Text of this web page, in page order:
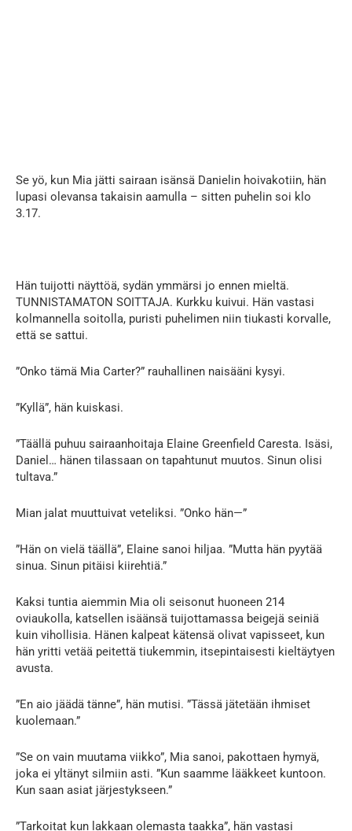
Se yö, kun Mia jätti sairaan isänsä Danielin hoivakotiin, hän
lupasi olevansa takaisin aamulla – sitten puhelin soi klo
3.17.
Hän tuijotti näyttöä, sydän ymmärsi jo ennen mieltä.
TUNNISTAMATON SOITTAJA. Kurkku kuivui. Hän vastasi
kolmannella soitolla, puristi puhelimen niin tiukasti korvalle,
että se sattui.
”Onko tämä Mia Carter?” rauhallinen naisääni kysyi.
”Kyllä”, hän kuiskasi.
”Täällä puhuu sairaanhoitaja Elaine Greenfield Caresta. Isäsi,
Daniel… hänen tilassaan on tapahtunut muutos. Sinun olisi
tultava.”
Mian jalat muuttuivat veteliksi. ”Onko hän—”
”Hän on vielä täällä”, Elaine sanoi hiljaa. ”Mutta hän pyytää
sinua. Sinun pitäisi kiirehtiä.”
Kaksi tuntia aiemmin Mia oli seisonut huoneen 214
oviaukolla, katsellen isäänsä tuijottamassa beigejä seiniä
kuin vihollisia. Hänen kalpeat kätensä olivat vapisseet, kun
hän yritti vetää peitettä tiukemmin, itsepintaisesti kieltäytyen
avusta.
”En aio jäädä tänne”, hän mutisi. ”Tässä jätetään ihmiset
kuolemaan.”
”Se on vain muutama viikko”, Mia sanoi, pakottaen hymyä,
joka ei yltänyt silmiin asti. ”Kun saamme lääkkeet kuntoon.
Kun saan asiat järjestykseen.”
”Tarkoitat kun lakkaan olemasta taakka”, hän vastasi